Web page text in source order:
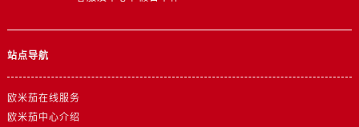
江西省鹰潭市月湖区胜利东路欧米茄售后服务中心（需提前预约）
山东省东营市东营区济南路欧米茄售后服务中心（需提前预约）
站点导航
欧米茄在线服务
欧米茄中心介绍